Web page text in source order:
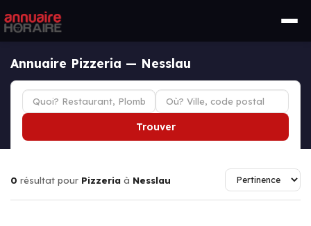
Annuaire Pizzeria — Nesslau
Trouver
0 résultat pour Pizzeria à Nesslau